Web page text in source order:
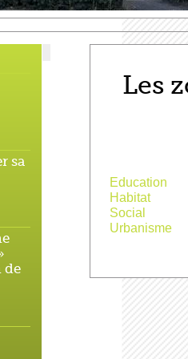
sa
de
Les
Education
Habitat
Social
Urbanisme